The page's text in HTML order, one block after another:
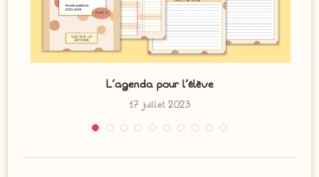
L’agenda pour l’élève
17 juillet 2023